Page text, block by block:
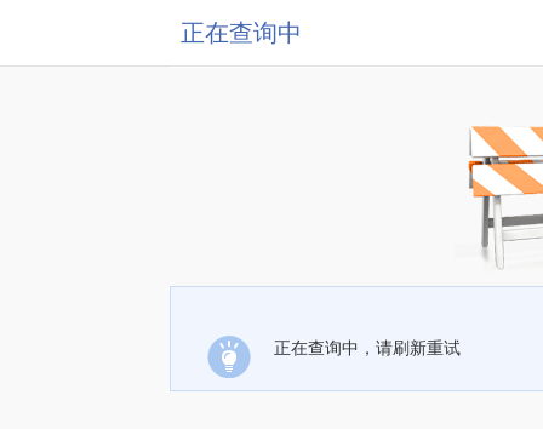
正在查询中
正在查询中，请刷新重试